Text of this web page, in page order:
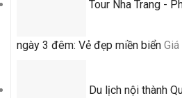
Tour Nha Trang -
ngày 3 đêm: Vẻ đẹp miền biển
Du lịch nội thành